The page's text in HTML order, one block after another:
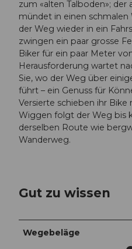
zum «alten Talboden»; der
mündet in einen
der Weg wieder in ein
zwingen ein paar grosse
Biker für ein paar Meter
Herausforderung wartet
Sie, wo der Weg über
führt – ein Genuss für
Versierte schieben ihr Bike
Wiggen folgt der Weg bis
derselben Route wie
Wanderweg.
Gut zu wissen
Wegebeläge